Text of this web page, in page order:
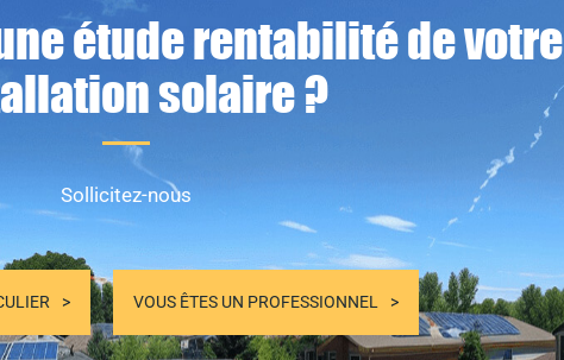
étude rentabilité de votre
solaire ?
Sollicitez-nous
VOUS ÊTES UN PROFESSIONNEL